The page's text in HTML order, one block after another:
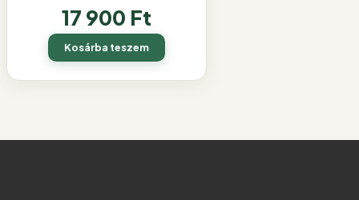
17 900 Ft
Kosárba teszem